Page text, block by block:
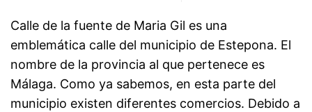
Calle de la fuente de Maria Gil es una
emblemática calle del municipio de Estepona. El
nombre de la provincia al que pertenece es
Málaga. Como ya sabemos, en esta parte del
municipio existen diferentes comercios. Debido a